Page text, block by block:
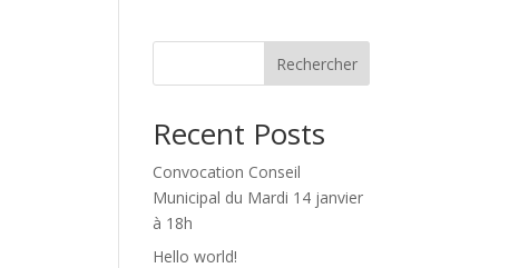
Rechercher
Recent Posts
Convocation Conseil
Municipal du Mardi 14 janvier
à 18h
Hello world!